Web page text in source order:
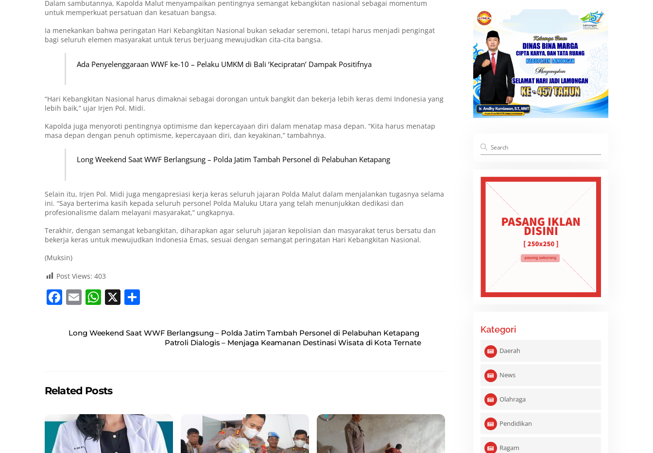
Dalam sambutannya, Kapolda Malut menyampaikan pentingnya semangat kebangkitan nasional sebagai momentum
untuk memperkuat persatuan dan kesatuan bangsa.
Ia menekankan bahwa peringatan Hari Kebangkitan Nasional bukan sekadar seremoni, tetapi harus menjadi pengingat
bagi seluruh elemen masyarakat untuk terus berjuang mewujudkan cita-cita bangsa.
Ada Penyelenggaraan WWF ke-10 – Pelaku UMKM di Bali ‘Kecipratan’ Dampak Positifnya
“Hari Kebangkitan Nasional harus dimaknai sebagai dorongan untuk bangkit dan bekerja lebih keras demi Indonesia yang
lebih baik,” ujar Irjen Pol. Midi.
Kapolda juga menyoroti pentingnya optimisme dan kepercayaan diri dalam menatap masa depan. “Kita harus menatap
masa depan dengan penuh optimisme, kepercayaan diri, dan keyakinan,” tambahnya.
Long Weekend Saat WWF Berlangsung – Polda Jatim Tambah Personel di Pelabuhan Ketapang
Selain itu, Irjen Pol. Midi juga mengapresiasi kerja keras seluruh jajaran Polda Malut dalam menjalankan tugasnya selama
ini. “Saya berterima kasih kepada seluruh personel Polda Maluku Utara yang telah menunjukkan dedikasi dan
profesionalisme dalam melayani masyarakat,” ungkapnya.
Terakhir, dengan semangat kebangkitan, diharapkan agar seluruh jajaran kepolisian dan masyarakat terus bersatu dan
bekerja keras untuk mewujudkan Indonesia Emas, sesuai dengan semangat peringatan Hari Kebangkitan Nasional.
(Muksin)
Post Views: 403
F
c
o
E
ai
l
W
at
p
X
ar
Long Weekend Saat WWF Berlangsung – Polda Jatim Tambah Personel di Pelabuhan Ketapang
Patroli Dialogis – Menjaga Keamanan Destinasi Wisata di Kota Ternate
Related Posts
Kategori
Daerah
News
Olahraga
Pendidikan
Ragam